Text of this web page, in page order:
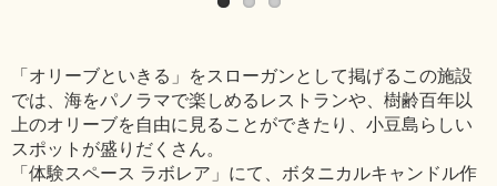
「オリーブといきる」をスローガンとして掲げるこの施設
では、海をパノラマで楽しめるレストランや、樹齢百年以
上のオリーブを自由に見ることができたり、小豆島らしい
スポットが盛りだくさん。
「体験スペース ラボレア」にて、ボタニカルキャンドル作